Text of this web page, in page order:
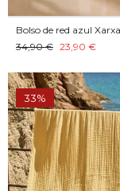
Bolso de red azul Xarxa
34,90 € 23,90 €
33%